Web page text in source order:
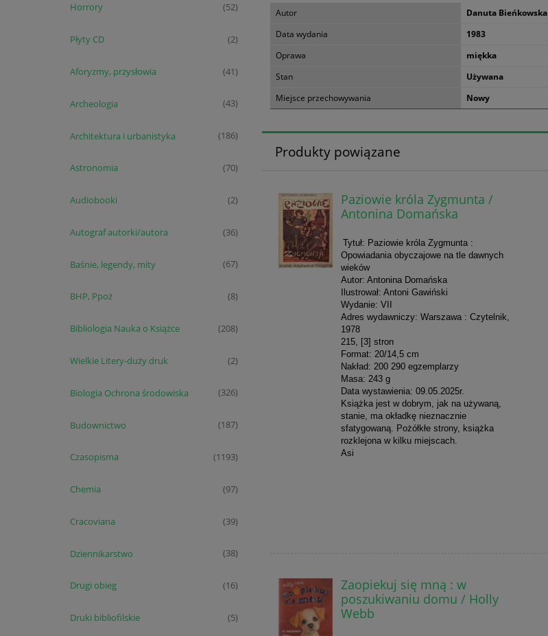
Horrory (52)
Płyty CD (2)
Aforyzmy, przysłowia (41)
Archeologia (43)
Architektura i urbanistyka (186)
Astronomia (70)
Audiobooki (2)
Autograf autorki/autora (36)
Baśnie, legendy, mity (67)
BHP, Ppoż (8)
Bibliologia Nauka o Książce (208)
Wielkie Litery-duży druk (2)
Biologia Ochrona środowiska (326)
Budownictwo (187)
Czasopisma (1193)
Chemia (97)
Cracoviana (39)
Dziennikarstwo (38)
Drugi obieg (16)
Druki bibliofilskie (5)
Autor
Danuta Bieńkowska
Data wydania
1983
Oprawa
miękka
Stan
Używana
Miejsce przechowywania
Nowy
Produkty powiązane
Paziowie króla Zygmunta /
Antonina Domańska
Tytuł: Paziowie króla Zygmunta :
Opowiadania obyczajowe na tle dawnych
wieków
Autor: Antonina Domańska
Ilustrował: Antoni Gawiński
Wydanie: VII
Adres wydawniczy: Warszawa : Czytelnik,
1978
215, [3] stron
Format: 20/14,5 cm
Nakład: 200 290 egzemplarzy
Masa: 243 g
Data wystawienia: 09.05.2025r.
Książka jest w dobrym, jak na używaną,
stanie, ma okładkę nieznacznie
sfatygowaną. Pożółkłe strony, książka
rozklejona w kilku miejscach.
Asi
Zaopiekuj się mną : w
poszukiwaniu domu / Holly
Webb